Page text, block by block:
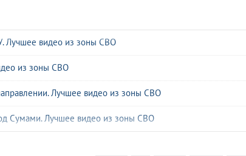
Лучшее видео из зоны СВО
из зоны СВО
Лучшее видео из зоны СВО
Сумами. Лучшее видео из зоны СВО